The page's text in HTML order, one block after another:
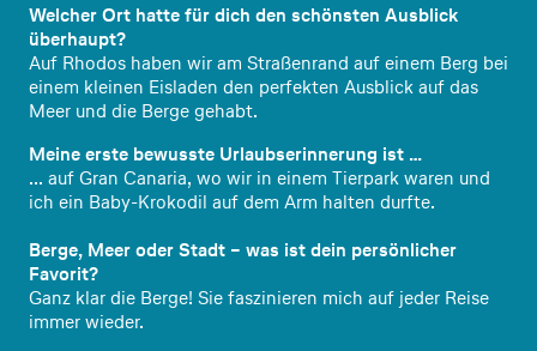
Welcher Ort hatte für dich den schönsten Ausblick
überhaupt?
Auf Rhodos haben wir am Straßenrand auf einem Berg bei
einem kleinen Eisladen den perfekten Ausblick auf das
Meer und die Berge gehabt.
Meine erste bewusste Urlaubserinnerung ist …
... auf Gran Canaria, wo wir in einem Tierpark waren und
ich ein Baby-Krokodil auf dem Arm halten durfte.
Berge, Meer oder Stadt – was ist dein persönlicher
Favorit?
Ganz klar die Berge! Sie faszinieren mich auf jeder Reise
immer wieder.